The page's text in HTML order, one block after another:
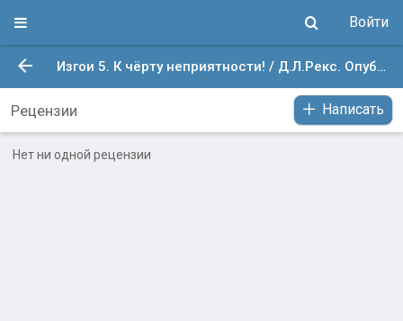
Войти
Изгои 5. К чёрту неприятности! / Д.Л.Рекс. Опубликовано: 11 июн. 2024 в 13:58
Рецензии Написать
Нет ни одной рецензии